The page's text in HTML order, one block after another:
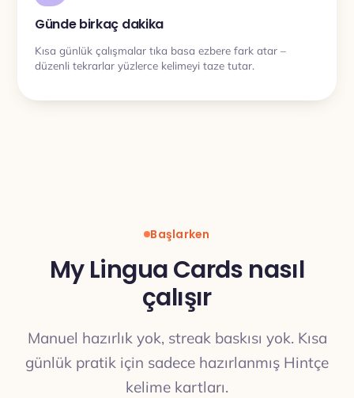
Günde birkaç dakika
Kısa günlük çalışmalar tıka basa ezbere fark atar –
düzenli tekrarlar yüzlerce kelimeyi taze tutar.
Başlarken
My Lingua Cards nasıl
çalışır
Manuel hazırlık yok, streak baskısı yok. Kısa
günlük pratik için sadece hazırlanmış Hintçe
kelime kartları.